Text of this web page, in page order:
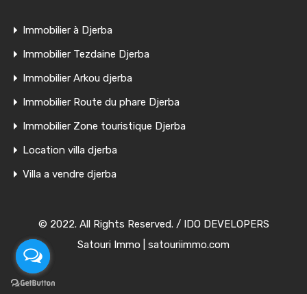
Immobilier à Djerba
Immobilier Tezdaine Djerba
Immobilier Arkou djerba
Immobilier Route du phare Djerba
Immobilier Zone touristique Djerba
Location villa djerba
Villa a vendre djerba
© 2022. All Rights Reserved. /
IDO DEVELOPERS
Satouri Immo | satouriimmo.com